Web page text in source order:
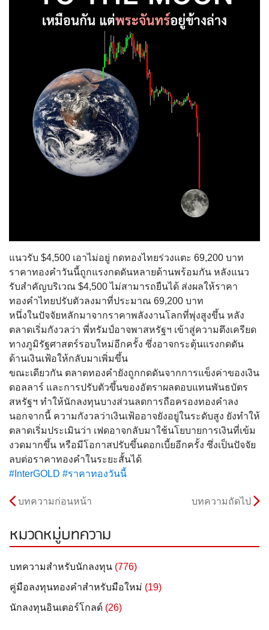
แนวรับ $4,500 เอาไม่อยู่ กดทองไทยร่วงแตะ 69,200 บาท
ราคาทองคำวันนี้ถูกแรงกดดันหลายด้านพร้อมกัน หลังแนว
รับสำคัญบริเวณ $4,500 ไม่สามารถยืนได้ ส่งผลให้ราคา
ทองคำไทยปรับตัวลงมาที่ประมาณ 69,200 บาท
หนึ่งในปัจจัยหลักมาจากราคาพลังงานโลกที่พุ่งสูงขึ้น หลัง
ตลาดเริ่มกังวลว่า พี่ทรัมป์อาจพาสหรัฐฯ เข้าสู่ความตึงเครียด
ทางภูมิรัฐศาสตร์รอบใหม่อีกครั้ง ซึ่งอาจกระตุ้นแรงกดดัน
ด้านเงินเฟ้อให้กลับมาเพิ่มขึ้น
ขณะเดียวกัน ตลาดทองคำยังถูกกดดันจากการแข็งค่าของเงิน
ดอลลาร์ และการปรับตัวขึ้นของอัตราผลตอบแทนพันธบัตร
สหรัฐฯ ทำให้นักลงทุนบางส่วนลดการถือครองทองคำลง
นอกจากนี้ ความกังวลว่าเงินเฟ้ออาจยังอยู่ในระดับสูง ยังทำให้
ตลาดเริ่มประเมินว่า เฟดอาจกลับมาใช้นโยบายการเงินที่เข้ม
งวดมากขึ้น หรือมีโอกาสปรับขึ้นดอกเบี้ยอีกครั้ง ซึ่งเป็นปัจจัย
ลบต่อราคาทองคำในระยะสั้นได้
#InterGOLD #ราคาทองวันนี้
บทความก่อนหน้า บทความถัดไป
หมวดหมู่บทความ
บทความสำหรับนักลงทุน (776)
คู่มือลงทุนทองคำสำหรับมือใหม่ (19)
นักลงทุนอินเตอร์โกลด์ (26)